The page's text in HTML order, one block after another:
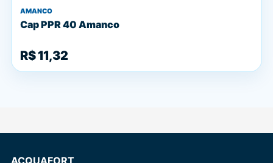
AMANCO
Cap PPR 40 Amanco
R$ 11,32
ACQUAFORT